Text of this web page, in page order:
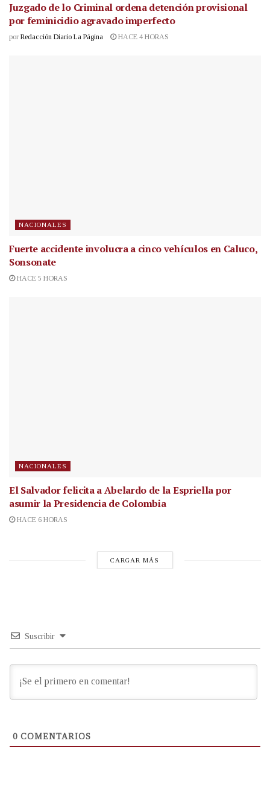
Juzgado de lo Criminal ordena detención provisional
por feminicidio agravado imperfecto
por Redacción Diario La Página HACE 4 HORAS
NACIONALES
Fuerte accidente involucra a cinco vehículos en Caluco,
Sonsonate
HACE 5 HORAS
NACIONALES
El Salvador felicita a Abelardo de la Espriella por
asumir la Presidencia de Colombia
HACE 6 HORAS
CARGAR MÁS
Suscribir
0 COMENTARIOS